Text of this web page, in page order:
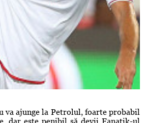
va ajunge la Petrolul, foarte probabil